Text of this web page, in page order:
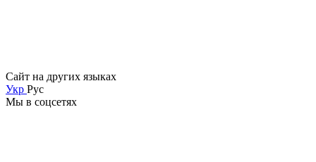
Сайт на других языках
Укр Рус
Мы в соцсетях